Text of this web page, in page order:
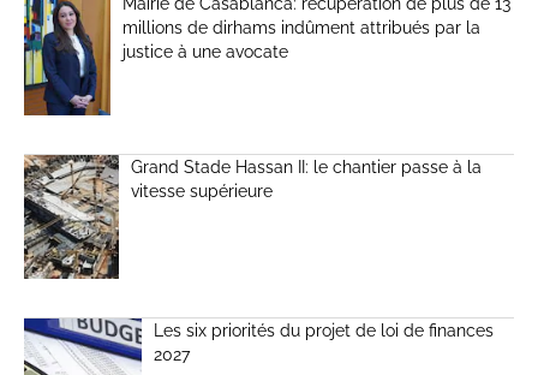
millions de dirhams indûment attribués par la
justice à une avocate
Grand Stade Hassan II: le chantier passe à la
vitesse supérieure
Les six priorités du projet de loi de finances
2027